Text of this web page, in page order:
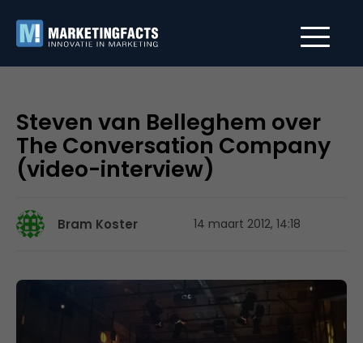
Steven van Belleghem over
The Conversation Company
(video-interview)
Bram Koster 14 maart 2012, 14:18